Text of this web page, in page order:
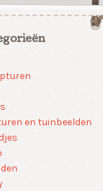
en tuinbeelden